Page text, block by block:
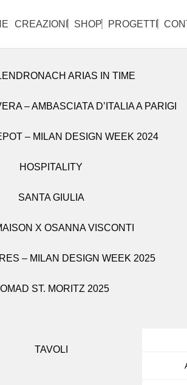
CREAZIONI
TUTTE LE CREAZIONI
CABINET
CONSOLLE
LAMPADE E APPLIQUE
LIBRERIE
PARAVENTI
POMELLI
SEDUTE
TAVOLI
SHOP
TUTTI I PRODOTTI
CANDELIERI
OBJETS D’ART
PER LA TAVOLA
VASI
PROGETTI
ARIAS IN TIME
– AMBASCIATA D’ITALIA A PARIGI
– MILAN DESIGN WEEK 2024
HOSPITALITY
SANTA GIULIA
X OSANNA VISCONTI
– MILAN DESIGN WEEK 2025
ST. MORITZ 2025